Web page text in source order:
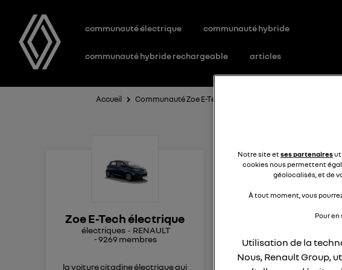
communauté électrique communauté hybride
communauté hybride rechargeable articles
Accueil Communauté Zoe E-Tech électrique
Zoe E-Tech électrique
électriques
RENAULT
-9269 membres
la voiture citadine électrique qui
Lève vitres
Channe
Le lève vitre côté
pourquoi et que
Notre site etses partenaires
cookies nous permettent
géolocalisés, et de
À tout moment, vous
Pour
Utilisation de la
Nous, Renault Group,